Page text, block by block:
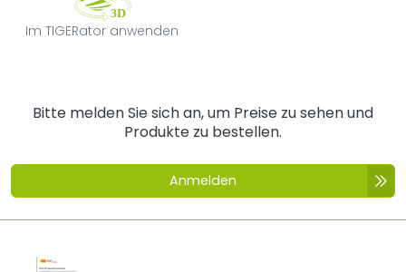
Im TIGERator anwenden
Im TIGERator anwenden
Bitte melden Sie sich an, um Preise zu sehen und
Produkte zu bestellen.
Anmelden